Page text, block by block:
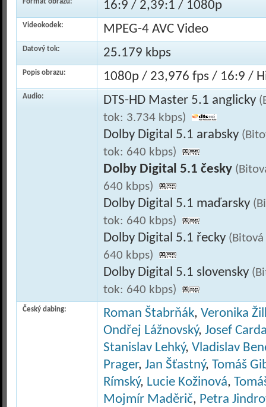
16:9 / 2,39:1 / 1080p
Videokodek: MPEG-4 AVC Video
Datový tok: 25.179 kbps
Popis obrazu: 1080p / 23,976 fps / 16:9 /
Audio: DTS-HD Master 5.1 anglicky
tok: 3.734 kbps)
Dolby Digital 5.1 arabsky
tok: 640 kbps)
Dolby Digital 5.1 česky
640 kbps)
Dolby Digital 5.1 maďarsky
tok: 640 kbps)
Dolby Digital 5.1 řecky
640 kbps)
Dolby Digital 5.1 slovensky
tok: 640 kbps)
Český dabing: Roman Štabrňák, Veronika
Ondřej Lážnovský, Josef
Stanislav Lehký, Vladislav
Prager, Jan Šťastný, Tomáš
Rímský, Lucie Kožinová,
Mojmír Maděrič, Petra